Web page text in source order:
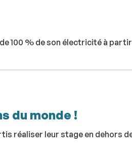
100 % de son électricité à partir
du monde !
réaliser leur stage en dehors